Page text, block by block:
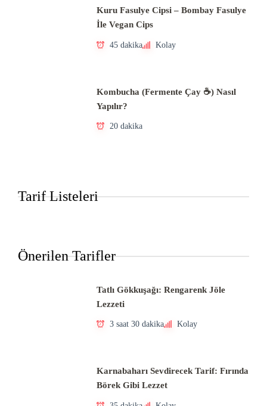
Kuru Fasulye Cipsi – Bombay Fasulye
İle Vegan Cips
45 dakika Kolay
Kombucha (Fermente Çay ☕) Nasıl
Yapılır?
20 dakika
Tarif Listeleri
Önerilen Tarifler
Tatlı Gökkuşağı: Rengarenk Jöle
Lezzeti
3 saat 30 dakika Kolay
Karnabaharı Sevdirecek Tarif: Fırında
Börek Gibi Lezzet